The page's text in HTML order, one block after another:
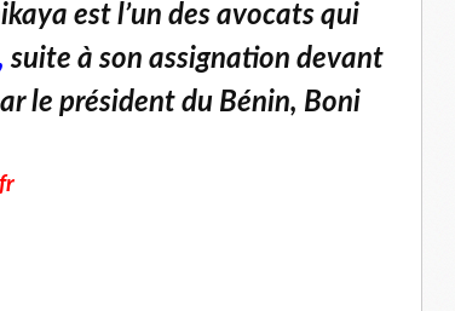
est l’un des avocats qui
suite à son assignation devant
le président du Bénin, Boni